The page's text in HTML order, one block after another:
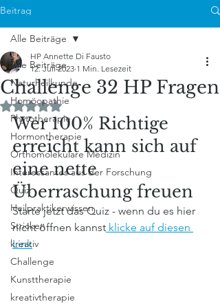
Beitrag
Alle Beiträge
Naturheilkunde
Homöopathie
Phytotherapie
Hormontherapie
Orthomolekulare Medizin
Interessantes aus der Forschung
Quiz
Heilpraktikerwissen
Stricken
kreativ
Challenge
Kunsttherapie
kreativtherapie
Alle Beiträge
Challenge 32 HP Fragen
HP Annette Di Fausto
12. Juli 2023 1 Min. Lesezeit
Mit NaN von 5 Sternen bewertet.
Wer 100% Richtige
erreicht kann sich auf
eine nette
Überraschung freuen
Starte jetzt das Quiz - wenn du es hier
nicht öffnen kannst klicke auf diesen
Link